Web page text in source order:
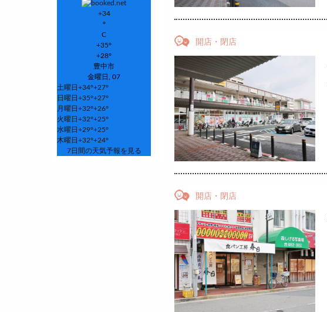
開店・閉店
開店・閉店
+34
°
C
+35°
+28°
豊中市
金曜日, 07
土曜日 +34°+27°
日曜日 +35°+27°
月曜日 +32°+26°
火曜日 +32°+25°
水曜日 +29°+25°
木曜日 +32°+24°
7日間の天気予報を見る